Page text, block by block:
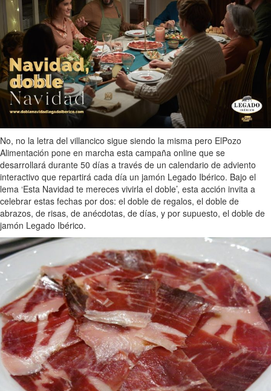
No, no la letra del villancico sigue siendo la misma pero ElPozo
Alimentación pone en marcha esta campaña online que se
desarrollará durante 50 días a través de un calendario de adviento
interactivo que repartirá cada día un jamón Legado Ibérico. Bajo el
lema ‘Esta Navidad te mereces vivirla el doble’, esta acción invita a
celebrar estas fechas por dos: el doble de regalos, el doble de
abrazos, de risas, de anécdotas, de días, y por supuesto, el doble de
jamón Legado Ibérico.